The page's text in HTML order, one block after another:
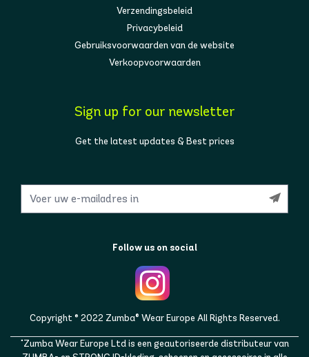
Verzendingsbeleid
Privacybeleid
Gebruiksvoorwaarden van de website
Verkoopvoorwaarden
Sign up for our newsletter
Get the latest updates & Best prices
Follow us on social
Copyright © 2022 Zumba® Wear Europe All Rights Reserved.
"Zumba Wear Europe Ltd is een geautoriseerde distributeur van